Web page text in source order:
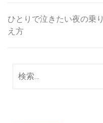
投
稿
ビ
ひとりで泣きたい夜の乗
え方
索: